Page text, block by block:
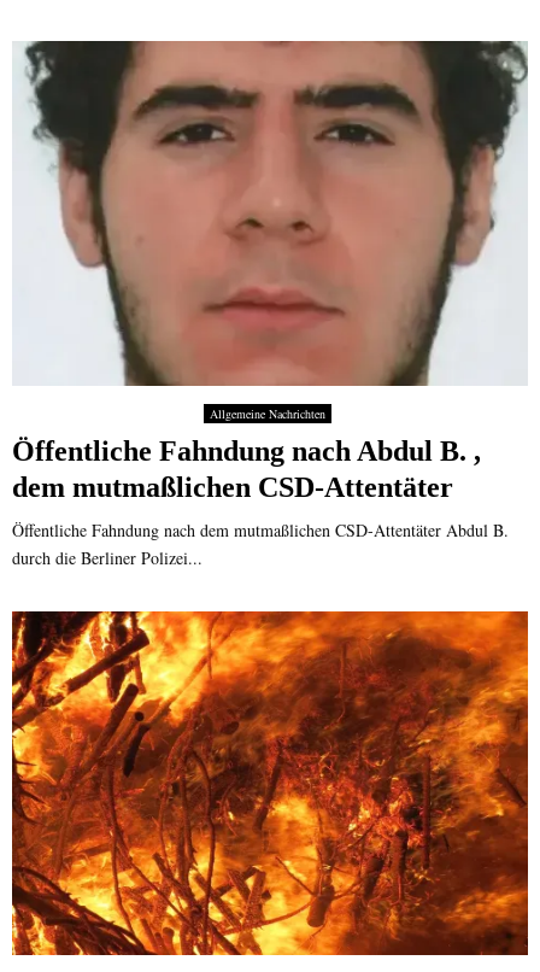
Allgemeine Nachrichten
Öffentliche Fahndung nach Abdul B. ,
dem mutmaßlichen CSD-Attentäter
Öffentliche Fahndung nach dem mutmaßlichen CSD-Attentäter Abdul B.
durch die Berliner Polizei...